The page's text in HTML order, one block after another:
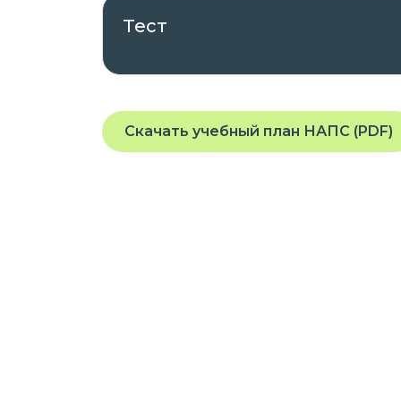
Регистрационный номер лицензии на
деятельности:
Правительства Санкт-
2021 года, срок действия –
Тест
Скачать учебный план НАПС (PDF)